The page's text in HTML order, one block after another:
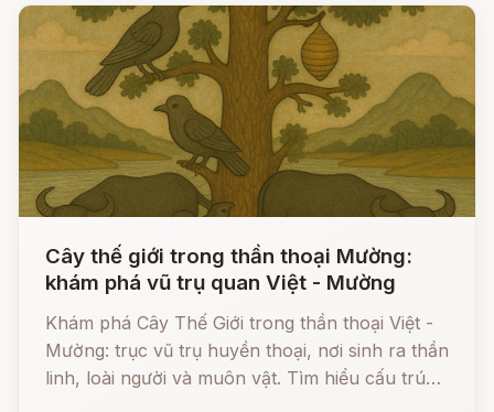
Cây thế giới trong thần thoại Mường:
khám phá vũ trụ quan Việt - Mường
Khám phá Cây Thế Giới trong thần thoại Việt -
Mường: trục vũ trụ huyền thoại, nơi sinh ra thần
linh, loài người và muôn vật. Tìm hiểu cấu trúc